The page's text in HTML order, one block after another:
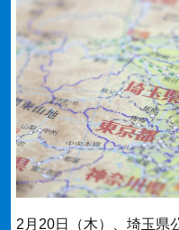
2月20日（木）、埼玉県